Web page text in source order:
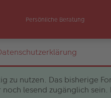
Persönliche Beratung
zu nutzen. Das bisherige
lesend zugänglich